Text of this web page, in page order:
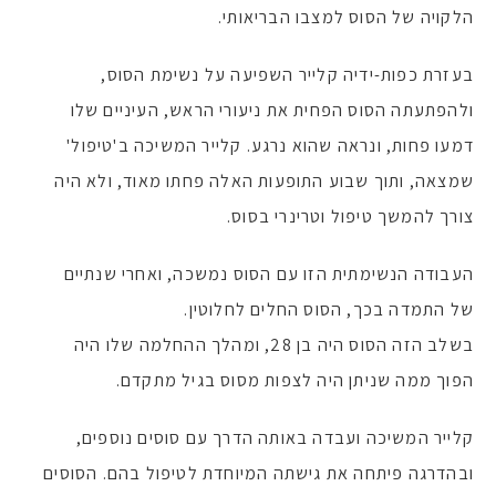
הלקויה של הסוס למצבו הבריאותי.
בעזרת כפות-ידיה קלייר השפיעה על נשימת הסוס,
ולהפתעתה הסוס הפחית את ניעורי הראש, העיניים שלו
דמעו פחות, ונראה שהוא נרגע. קלייר המשיכה ב'טיפול'
שמצאה, ותוך שבוע התופעות האלה פחתו מאוד, ולא היה
צורך להמשך טיפול וטרינרי בסוס.
העבודה הנשימתית הזו עם הסוס נמשכה, ואחרי שנתיים
של התמדה בכך, הסוס החלים לחלוטין.
בשלב הזה הסוס היה בן 28, ומהלך ההחלמה שלו היה
הפוך ממה שניתן היה לצפות מסוס בגיל מתקדם.
קלייר המשיכה ועבדה באותה הדרך עם סוסים נוספים,
ובהדרגה פיתחה את גישתה המיוחדת לטיפול בהם. הסוסים